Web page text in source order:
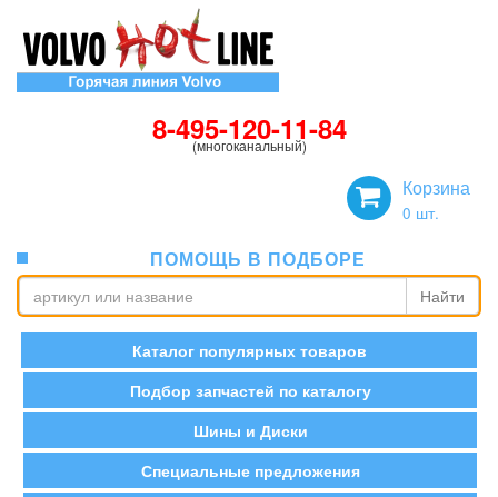
8-495-120-11-84
(многоканальный)
Корзина
0 шт.
ПОМОЩЬ В ПОДБОРЕ
Найти
Каталог популярных товаров
Подбор запчастей по каталогу
Шины и Диски
Специальные предложения